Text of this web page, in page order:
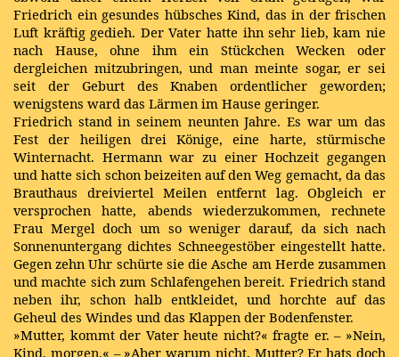
Friedrich ein gesundes hübsches Kind, das in der frischen
Luft kräftig gedieh. Der Vater hatte ihn sehr lieb, kam nie
nach Hause, ohne ihm ein Stückchen Wecken oder
dergleichen mitzubringen, und man meinte sogar, er sei
seit der Geburt des Knaben ordentlicher geworden;
wenigstens ward das Lärmen im Hause geringer.
Friedrich stand in seinem neunten Jahre. Es war um das
Fest der heiligen drei Könige, eine harte, stürmische
Winternacht. Hermann war zu einer Hochzeit gegangen
und hatte sich schon beizeiten auf den Weg gemacht, da das
Brauthaus dreiviertel Meilen entfernt lag. Obgleich er
versprochen hatte, abends wiederzukommen, rechnete
Frau Mergel doch um so weniger darauf, da sich nach
Sonnenuntergang dichtes Schneegestöber eingestellt hatte.
Gegen zehn Uhr schürte sie die Asche am Herde zusammen
und machte sich zum Schlafengehen bereit. Friedrich stand
neben ihr, schon halb entkleidet, und horchte auf das
Geheul des Windes und das Klappen der Bodenfenster.
»Mutter, kommt der Vater heute nicht?« fragte er. – »Nein,
Kind, morgen.« – »Aber warum nicht, Mutter? Er hats doch